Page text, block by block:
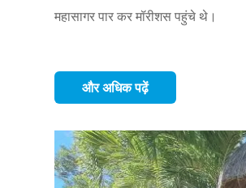
महासागर पार कर मॉरीशस पहुंचे थे।
और अधिक पढ़ें